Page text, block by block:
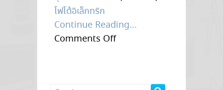
โฟโต้อิเล็กทริก
Continue Reading...
Comments Offon